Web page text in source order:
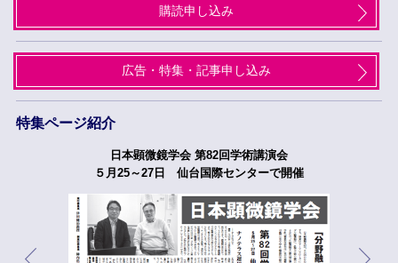
購読申し込み
広告・特集・記事申し込み
特集ページ紹介
日本顕微鏡学会 第82回学術講演会
５月25～27日 仙台国際センターで開催